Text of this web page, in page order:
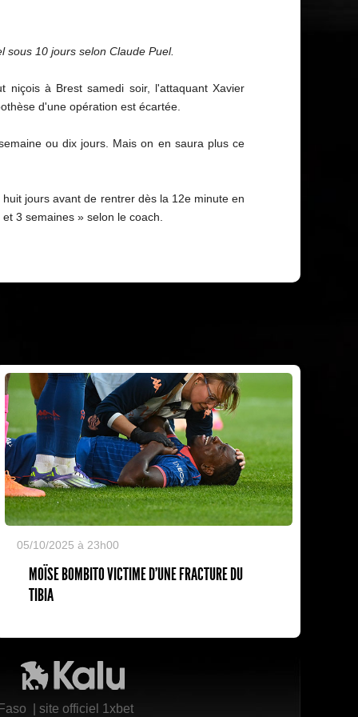
10 jours selon Claude Puel.
niçois à Brest samedi soir, l'attaquant Xavier
d'une opération est écartée.
ou dix jours. Mais on en saura plus ce
jours avant de rentrer dès la 12e minute en
3 semaines » selon le coach.
05/10/2025 à 23h00
MOÏSE BOMBITO VICTIME D'UNE FRACTURE DU
TIBIA
site officiel 1xbet